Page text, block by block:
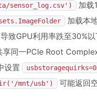
sensor_log.csv')
加载
加载本
致GPU利用率跌至30%
同一PCIe Root
设置
mnt/usb')
可能返回